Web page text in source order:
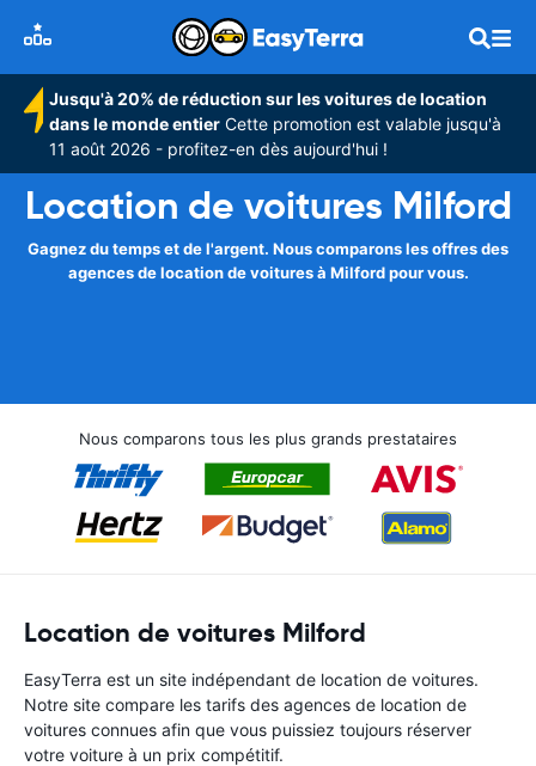
Jusqu'à 20% de réduction sur les voitures de location
dans le monde entier Cette promotion est valable jusqu'à
11 août 2026 - profitez-en dès aujourd'hui !
Location de voitures Milford
Gagnez du temps et de l'argent. Nous comparons les offres des
agences de location de voitures à Milford pour vous.
Nous comparons tous les plus grands prestataires
Location de voitures Milford
EasyTerra est un site indépendant de location de voitures.
Notre site compare les tarifs des agences de location de
voitures connues afin que vous puissiez toujours réserver
votre voiture à un prix compétitif.